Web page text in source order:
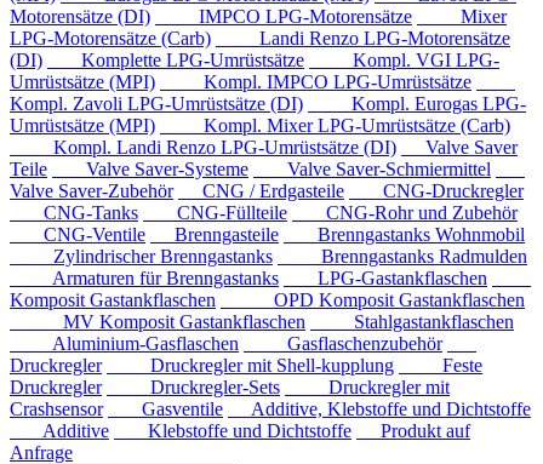
Motorensätze (DI)
IMPCO LPG-Motorensätze
Mixer
LPG-Motorensätze (Carb)
Landi Renzo LPG-Motorensätze
(DI)
Komplette LPG-Umrüstsätze
Kompl. VGI LPG-
Umrüstsätze (MPI)
Kompl. IMPCO LPG-Umrüstsätze
Kompl. Zavoli LPG-Umrüstsätze (DI)
Kompl. Eurogas LPG-
Umrüstsätze (MPI)
Kompl. Mixer LPG-Umrüstsätze (Carb)
Kompl. Landi Renzo LPG-Umrüstsätze (DI)
Valve Saver
Teile
Valve Saver-Systeme
Valve Saver-Schmiermittel
Valve Saver-Zubehör
CNG / Erdgasteile
CNG-Druckregler
CNG-Tanks
CNG-Füllteile
CNG-Rohr und Zubehör
CNG-Ventile
Brenngasteile
Brenngastanks Wohnmobil
Zylindrischer Brenngastanks
Brenngastanks Radmulden
Armaturen für Brenngastanks
LPG-Gastankflaschen
Komposit Gastankflaschen
OPD Komposit Gastankflaschen
MV Komposit Gastankflaschen
Stahlgastankflaschen
Aluminium-Gasflaschen
Gasflaschenzubehör
Druckregler
Druckregler mit Shell-kupplung
Feste
Druckregler
Druckregler-Sets
Druckregler mit
Crashsensor
Gasventile
Additive, Klebstoffe und Dichtstoffe
Additive
Klebstoffe und Dichtstoffe
Produkt auf
Anfrage